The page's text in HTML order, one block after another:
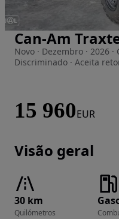
Imagem 1 de 19
Can-Am
Novo · Dezembro · 2026
Discriminado · Aceita
15 960EUR
Visão geral
30 km
Quilómetros